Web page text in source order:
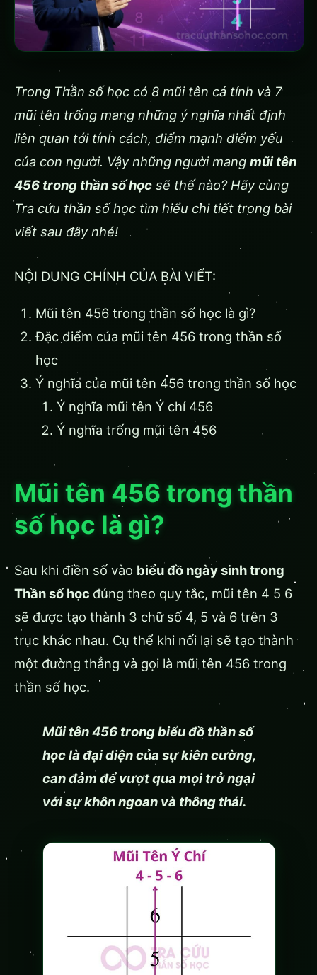
Trong Thần số học có 8 mũi tên cá tính và 7
mũi tên trống mang những ý nghĩa nhất định
liên quan tới tính cách, điểm mạnh điểm yếu
của con người. Vậy những người mang mũi tên
456 trong thần số học sẽ thế nào? Hãy cùng
Tra cứu thần số học tìm hiểu chi tiết trong bài
viết sau đây nhé!
NỘI DUNG CHÍNH CỦA BÀI VIẾT:
Mũi tên 456 trong thần số học là gì?
Đặc điểm của mũi tên 456 trong thần số
học
Ý nghĩa của mũi tên 456 trong thần số học
Ý nghĩa mũi tên Ý chí 456
Ý nghĩa trống mũi tên 456
Mũi tên 456 trong thần
số học là gì?
Sau khi điền số vào biểu đồ ngày sinh trong
Thần số học đúng theo quy tắc, mũi tên 4 5 6
sẽ được tạo thành 3 chữ số 4, 5 và 6 trên 3
trục khác nhau. Cụ thể khi nối lại sẽ tạo thành
một đường thẳng và gọi là mũi tên 456 trong
thần số học.
Mũi tên 456 trong biểu đồ thần số
học là đại diện của sự kiên cường,
can đảm để vượt qua mọi trở ngại
với sự khôn ngoan và thông thái.